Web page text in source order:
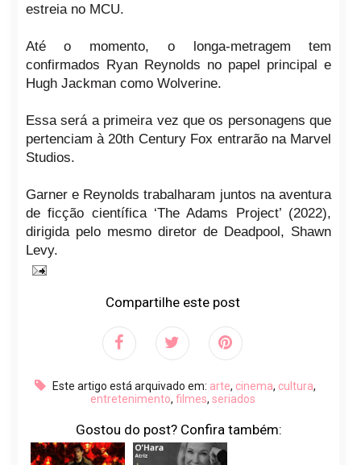
estreia no MCU.
Até o momento, o longa-metragem tem
confirmados Ryan Reynolds no papel principal e
Hugh Jackman como Wolverine.
Essa será a primeira vez que os personagens que
pertenciam à 20th Century Fox entrarão na Marvel
Studios.
Garner e Reynolds trabalharam juntos na aventura
de ficção científica ‘The Adams Project’ (2022),
dirigida pelo mesmo diretor de Deadpool, Shawn
Levy.
Compartilhe este post
Este artigo está arquivado em: arte, cinema, cultura,
entretenimento, filmes, seriados
Gostou do post? Confira também: